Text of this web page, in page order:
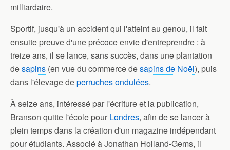
milliardaire.
Sportif, jusqu'à un accident qui l'atteint au genou, il fait
ensuite preuve d'une précoce envie d'entreprendre : à
treize ans, il se lance, sans succès, dans une plantation
desapins (en vue du commerce desapins de Noël), puis
dans l'élevage deperruches ondulées.
À seize ans, intéressé par l'écriture et la publication,
Branson quitte l'école pour Londres, afin de se lancer à
plein temps dans la création d'un magazine indépendant
pour étudiants. Associé à Jonathan Holland-Gems, il